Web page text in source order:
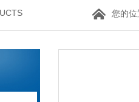
您的位